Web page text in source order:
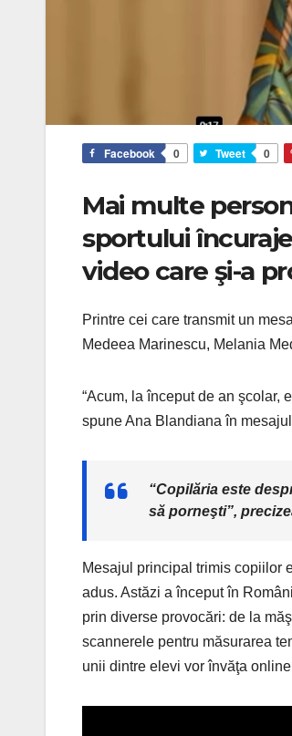
Facebook 0 Tweet 0
Mai multe
sportului
video care şi-a
Printre cei care transmit un
Medeea Marinescu, Melania
“Acum, la început de an şcolar,
spune Ana Blandiana în
“Copilăria este
să porneşti”,
Mesajul principal trimis copiilor
adus. Astăzi a început în
prin diverse provocări: de la
scannerele pentru măsurarea
unii dintre elevi vor învăţa